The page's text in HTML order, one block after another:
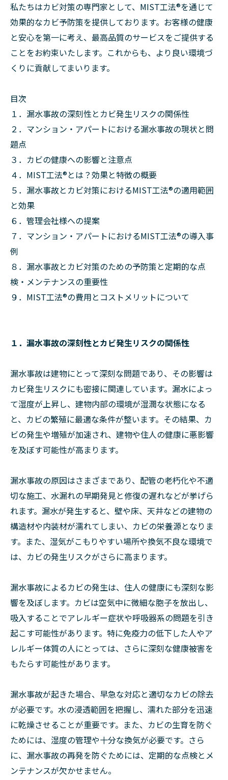
私たちはカビ対策の専門家として、MIST工法®︎を通じて
効果的なカビ予防策を提供しております。お客様の健康
と安心を第一に考え、最高品質のサービスをご提供する
ことをお約束いたします。これからも、より良い環境づ
くりに貢献してまいります。
目次
１．漏水事故の深刻性とカビ発生リスクの関係性
２．マンション・アパートにおける漏水事故の現状と問
題点
３．カビの健康への影響と注意点
４．MIST工法®︎とは？効果と特徴の概要
５．漏水事故とカビ対策におけるMIST工法®︎の適用範囲
と効果
６．管理会社様への提案
７．マンション・アパートにおけるMIST工法®︎の導入事
例
８．漏水事故とカビ対策のための予防策と定期的な点
検・メンテナンスの重要性
９．MIST工法®︎の費用とコストメリットについて
１．漏水事故の深刻性とカビ発生リスクの関係性
漏水事故は建物にとって深刻な問題であり、その影響は
カビ発生リスクにも密接に関連しています。漏水によっ
て湿度が上昇し、建物内部の環境が湿潤な状態になる
と、カビの繁殖に最適な条件が整います。その結果、カ
ビの発生や増殖が加速され、建物や住人の健康に悪影響
を及ぼす可能性が高まります。
漏水事故の原因はさまざまであり、配管の老朽化や不適
切な施工、水漏れの早期発見と修復の遅れなどが挙げら
れます。漏水が発生すると、壁や床、天井などの建物の
構造材や内装材が濡れてしまい、カビの栄養源となりま
す。また、湿気がこもりやすい場所や換気不良な環境で
は、カビの発生リスクがさらに高まります。
漏水事故によるカビの発生は、住人の健康にも深刻な影
響を及ぼします。カビは空気中に微細な胞子を放出し、
吸入することでアレルギー症状や呼吸器系の問題を引き
起こす可能性があります。特に免疫力の低下した人やア
レルギー体質の人にとっては、さらに深刻な健康被害を
もたらす可能性があります。
漏水事故が起きた場合、早急な対応と適切なカビの除去
が必要です。水の浸透範囲を把握し、濡れた部分を迅速
に乾燥させることが重要です。また、カビの生育を防ぐ
ためには、湿度の管理や十分な換気が必要です。さら
に、漏水事故の再発を防ぐためには、定期的な点検とメ
ンテナンスが欠かせません。